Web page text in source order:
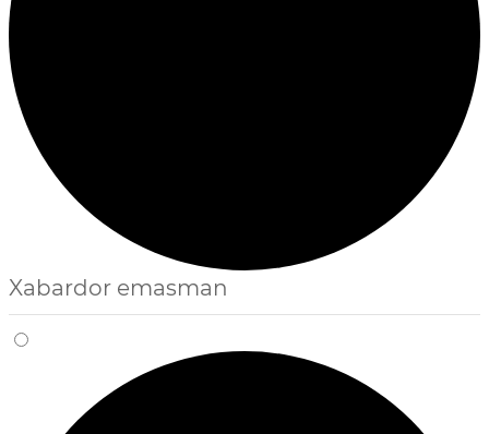
Xabardor emasman